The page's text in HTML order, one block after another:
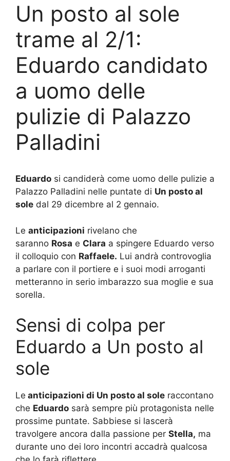
Un posto al sole
trame al 2/1:
Eduardo candidato
a uomo delle
pulizie di Palazzo
Palladini
Eduardo si candiderà come uomo delle pulizie a
Palazzo Palladini nelle puntate di Un posto al
sole dal 29 dicembre al 2 gennaio.
Le anticipazioni rivelano che
saranno Rosa e Clara a spingere Eduardo verso
il colloquio con Raffaele. Lui andrà controvoglia
a parlare con il portiere e i suoi modi arroganti
metteranno in serio imbarazzo sua moglie e sua
sorella.
Sensi di colpa per
Eduardo a Un posto al
sole
Le anticipazioni di Un posto al sole raccontano
che Eduardo sarà sempre più protagonista nelle
prossime puntate. Sabbiese si lascerà
travolgere ancora dalla passione per Stella, ma
durante uno dei loro incontri accadrà qualcosa